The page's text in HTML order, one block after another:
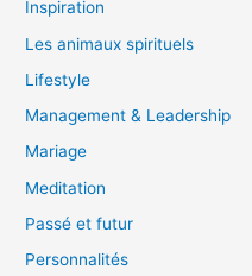
Inspiration
Les animaux spirituels
Lifestyle
Management & Leadership
Mariage
Meditation
Passé et futur
Personnalités